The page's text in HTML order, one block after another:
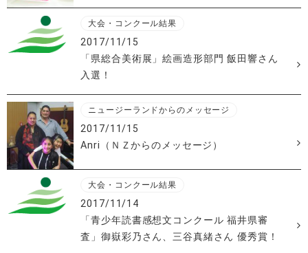
大会・コンクール結果
2017/11/15
「県総合美術展」絵画造形部門 飯田響さん
入選！
ニュージーランドからのメッセージ
2017/11/15
Anri（ＮＺからのメッセージ）
大会・コンクール結果
2017/11/14
「青少年読書感想文コンクール 福井県審
査」御嶽彩乃さん、三谷真緒さん 優秀賞！